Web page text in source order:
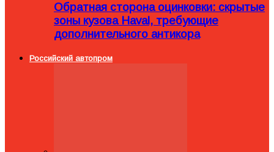
Обратная сторона оцинковки: скрытые
зоны кузова Haval, требующие
дополнительного антикора
Российский автопром